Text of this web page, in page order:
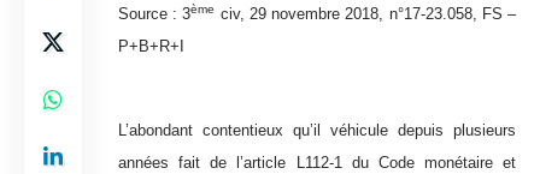
Source :3ème civ, 29 novembre 2018, n°17-23.058, FS –
P+B+R+I
L’abondant contentieux qu’il véhicule depuis plusieurs
années fait de l’article L112-1 du Code monétaire et